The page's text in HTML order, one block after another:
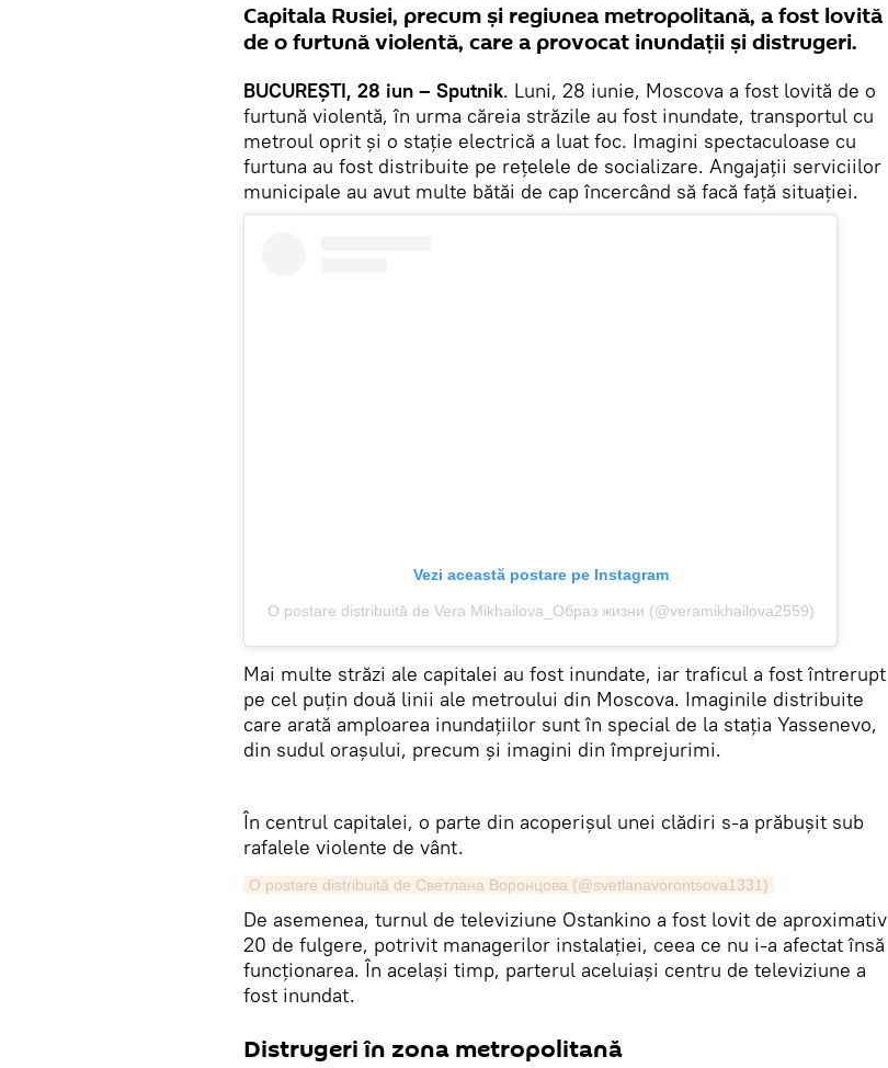
Capitala Rusiei, precum și regiunea metropolitană, a fost lovită
de o furtună violentă, care a provocat inundații și distrugeri.
BUCUREŞTI, 28 iun – Sputnik. Luni, 28 iunie, Moscova a fost lovită de o
furtună violentă, în urma căreia străzile au fost inundate, transportul cu
metroul oprit și o stație electrică a luat foc. Imagini spectaculoase cu
furtuna au fost distribuite pe reţelele de socializare. Angajații serviciilor
municipale au avut multe bătăi de cap încercând să facă faţă situaţiei.
Vezi această postare pe Instagram
O postare distribuită de Vera Mikhailova_Образ жизни (@veramikhailova2559)
​Mai multe străzi ale capitalei au fost inundate, iar traficul a fost întrerupt
pe cel puțin două linii ale metroului din Moscova. Imaginile distribuite
care arată amploarea inundațiilor sunt în special de la stația Yassenevo,
din sudul orașului, precum şi imagini din împrejurimi.
​​În centrul capitalei, o parte din acoperișul unei clădiri s-a prăbușit sub
rafalele violente de vânt.
O postare distribuită de Светлана Воронцова (@svetlanavorontsova1331)
​De asemenea, turnul de televiziune Ostankino a fost lovit de aproximativ
20 de fulgere, potrivit managerilor instalației, ceea ce nu i-a afectat însă
funcționarea. În același timp, parterul aceluiaşi centru de televiziune a
fost inundat.
​Distrugeri în zona metropolitană